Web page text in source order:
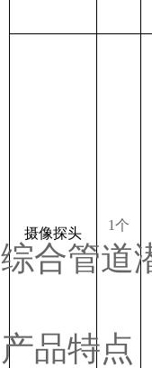
摄像探头
1个
综合管道
产品特点